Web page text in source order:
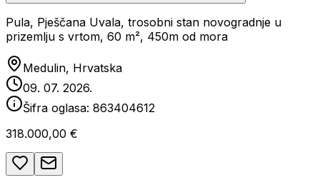
Pula, Pješčana Uvala, trosobni stan novogradnje u
prizemlju s vrtom, 60 m², 450m od mora
Medulin, Hrvatska
09. 07. 2026.
Šifra oglasa: 863404612
318.000,00 €